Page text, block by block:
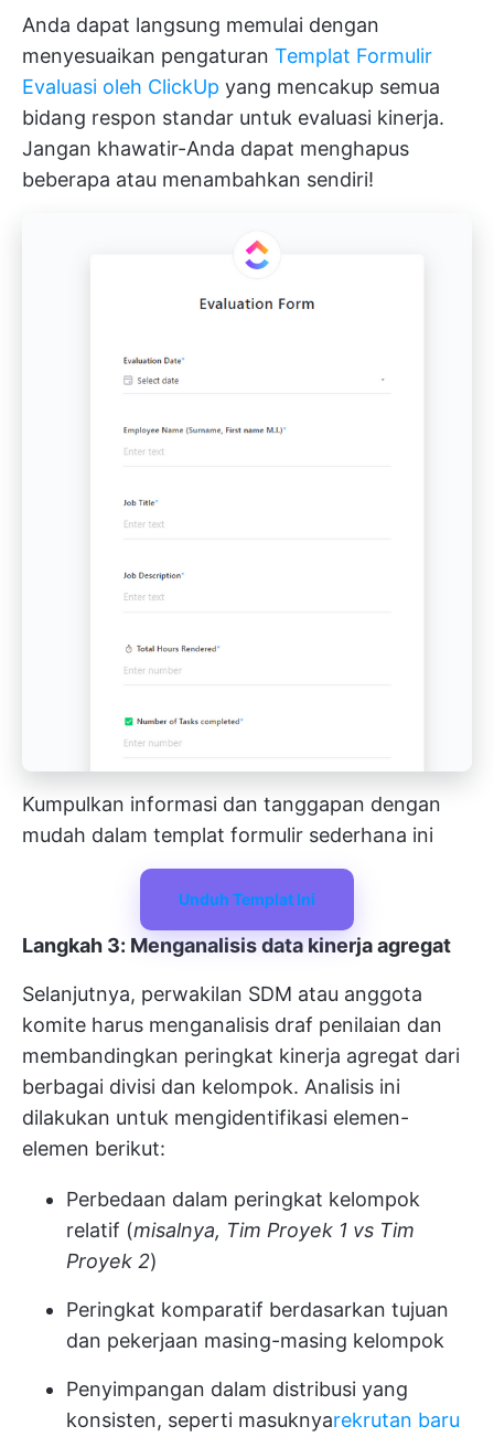
Anda dapat langsung memulai dengan
menyesuaikan pengaturan Templat Formulir
Evaluasi oleh ClickUp yang mencakup semua
bidang respon standar untuk evaluasi kinerja.
Jangan khawatir-Anda dapat menghapus
beberapa atau menambahkan sendiri!
Kumpulkan informasi dan tanggapan dengan
mudah dalam templat formulir sederhana ini
Unduh Templat Ini
Langkah 3: Menganalisis data kinerja agregat
Selanjutnya, perwakilan SDM atau anggota
komite harus menganalisis draf penilaian dan
membandingkan peringkat kinerja agregat dari
berbagai divisi dan kelompok. Analisis ini
dilakukan untuk mengidentifikasi elemen-
elemen berikut:
Perbedaan dalam peringkat kelompok
relatif (misalnya, Tim Proyek 1 vs Tim
Proyek 2)
Peringkat komparatif berdasarkan tujuan
dan pekerjaan masing-masing kelompok
Penyimpangan dalam distribusi yang
konsisten, seperti masuknyarekrutan baru